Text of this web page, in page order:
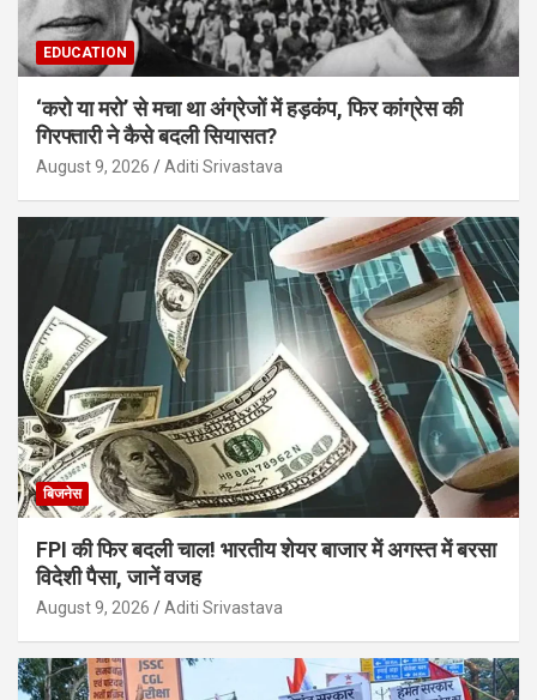
EDUCATION
‘करो या मरो’ से मचा था अंग्रेजों में हड़कंप, फिर कांग्रेस की
गिरफ्तारी ने कैसे बदली सियासत?
August 9, 2026 Aditi Srivastava
बिजनेस
FPI की फिर बदली चाल! भारतीय शेयर बाजार में अगस्त में बरसा
विदेशी पैसा, जानें वजह
August 9, 2026 Aditi Srivastava